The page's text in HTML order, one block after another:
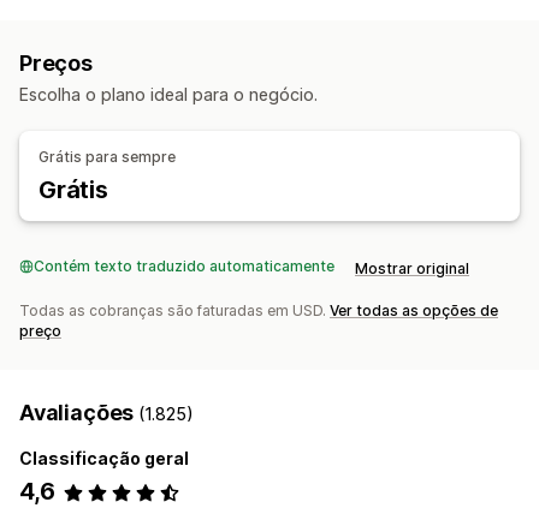
Filtragem de repetição
Visualizações da página Links corrompidos
Marketing e vendas
Insights de IA
Análise de funil
Acompanhamento do Monitor de tráfego de Urchin (UTM,
na sigla em inglês)
Elementos visuais e relatórios
Painel de controle de análises
Painéis de controle personalizados
Preços
Escolha o plano ideal para o negócio.
Grátis para sempre
Grátis
Contém texto traduzido automaticamente Mostrar original
Todas as cobranças são faturadas em USD. Ver todas as opções de
preço
Avaliações (1.825)
Classificação geral
4,6